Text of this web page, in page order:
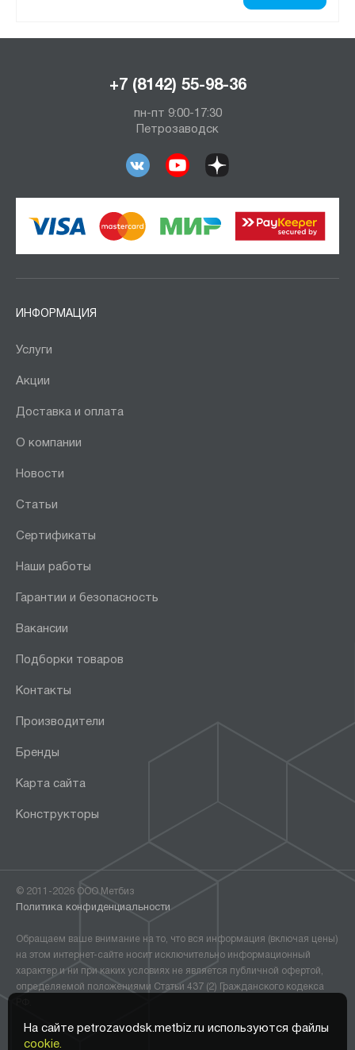
На сайте petrozavodsk.metbiz.ru используются файлы
cookie.
+7 (8142) 55-98-36
пн-пт 9:00-17:30
Петрозаводск
ИНФОРМАЦИЯ
Услуги
Акции
Доставка и оплата
О компании
Новости
Статьи
Сертификаты
Наши работы
Гарантии и безопасность
Вакансии
Подборки товаров
Контакты
Производители
Бренды
Карта сайта
Конструкторы
© 2011-2026 ООО Метбиз
Политика конфиденциальности
Обращаем ваше внимание на то, что вся информация (включая цены)
на этом интернет-сайте носит исключительно информационный
характер и ни при каких условиях не является публичной офертой,
определяемой положениями Статьи 437 (2) Гражданского кодекса